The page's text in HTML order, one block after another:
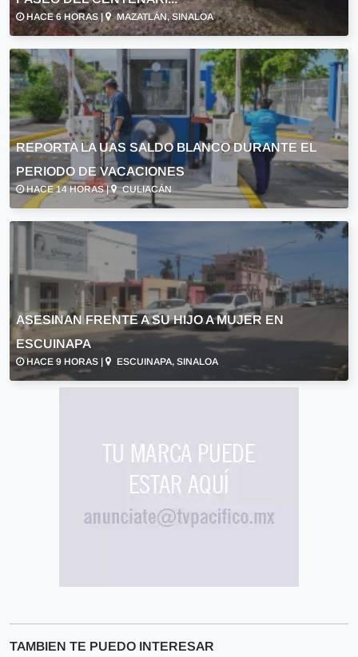
HACE 6 HORAS | MAZATLÁN, SINALOA
REPORTA LA UAS SALDO BLANCO DURANTE EL
PERIODO DE VACACIONES
HACE 14 HORAS | CULIACÁN
ASESINAN FRENTE A SU HIJO A MUJER EN
ESCUINAPA
HACE 9 HORAS | ESCUINAPA, SINALOA
TAMBIEN TE PUEDO INTERESAR